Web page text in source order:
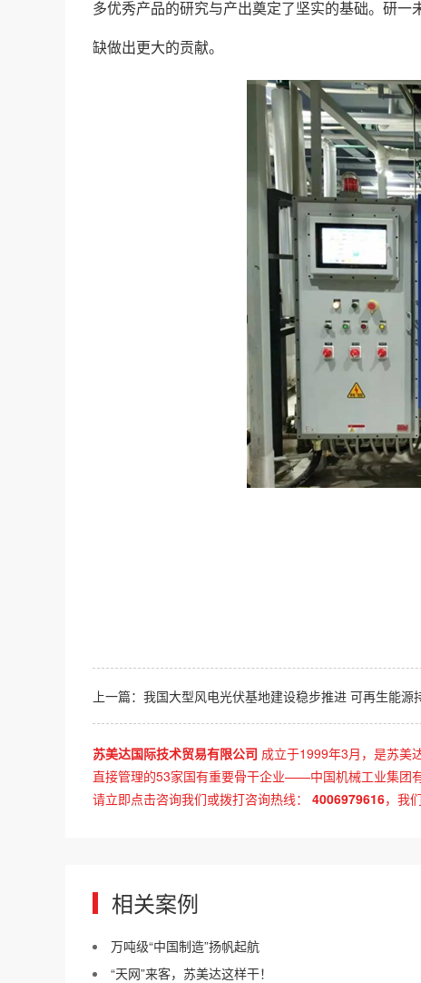
多优秀产品的研究与产出奠定了坚实的基础。研
缺做出更大的贡献。
上一篇： 我国大型风电光伏基地建设稳步推进 可再生能源持续快速向好发展——第一批大型风电光伏
苏美达国际技术贸易有限公司 成立于1999年3月，是苏美
直接管理的53家国有重要骨干企业——中国机械工业集团
请立即点击咨询我们或拨打咨询热线：
4006979616，我
相关案例
万吨级“中国制造”扬帆起航
“天网”来客，苏美达这样干！